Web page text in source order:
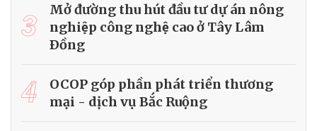
3
Mở đường thu hút đầu tư dự án nông
nghiệp công nghệ cao ở Tây Lâm
Ðồng
4
OCOP góp phần phát triển thương
mại - dịch vụ Bắc Ruộng